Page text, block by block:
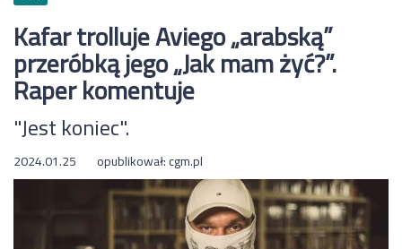
Kafar trolluje Aviego „arabską”
przeróbką jego „Jak mam żyć?”.
Raper komentuje
"Jest koniec".
2024.01.25 opublikował:cgm.pl